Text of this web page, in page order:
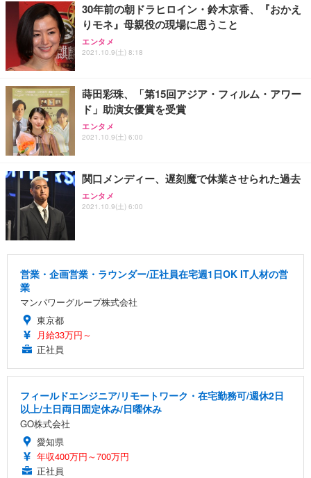
30年前の朝ドラヒロイン・鈴木京香、『おかえ
りモネ』母親役の現場に思うこと
エンタメ
2021.10.9(土) 8:18
蒔田彩珠、「第15回アジア・フィルム・アワー
ド」助演女優賞を受賞
エンタメ
2021.10.9(土) 6:00
関口メンディー、遅刻魔で休業させられた過去
エンタメ
2021.10.9(土) 6:00
営業・企画営業・ラウンダー/正社員在宅週1日OK IT人材の営
業
マンパワーグループ株式会社
東京都
月給33万円～
正社員
フィールドエンジニア/リモートワーク・在宅勤務可/週休2日
以上/土日両日固定休み/日曜休み
GO株式会社
愛知県
年収400万円～700万円
正社員